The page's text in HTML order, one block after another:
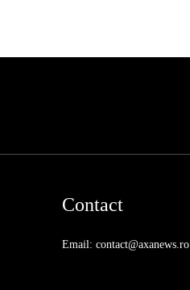
Contact
Email: contact@axanews.ro